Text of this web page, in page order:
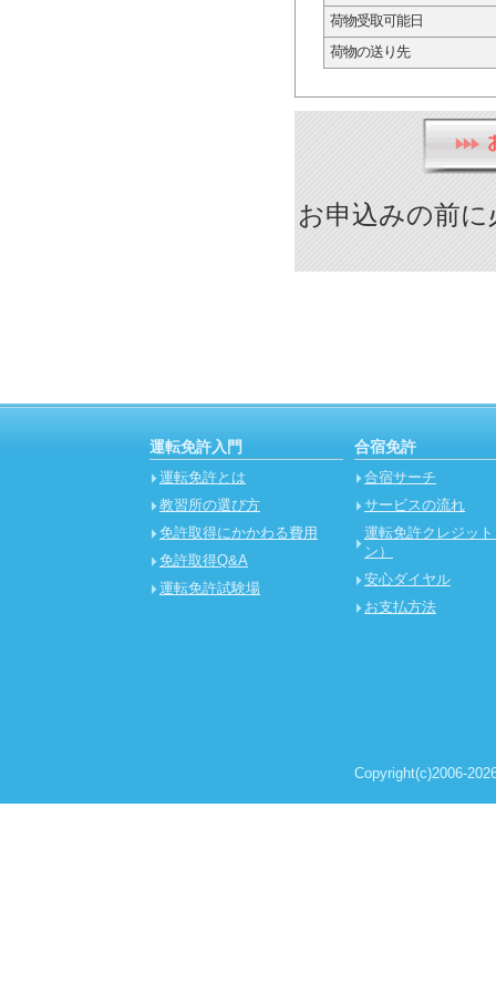
荷物受取可能日
荷物の送り先
お申込みの前
運転免許入門
運転免許とは
教習所の選び方
免許取得にかかわる費用
免許取得Q&A
運転免許試験場
合宿免許
合宿サーチ
サービスの流れ
運転免許クレジッ
ン）
安心ダイヤル
お支払方法
Copyright(c)2006-